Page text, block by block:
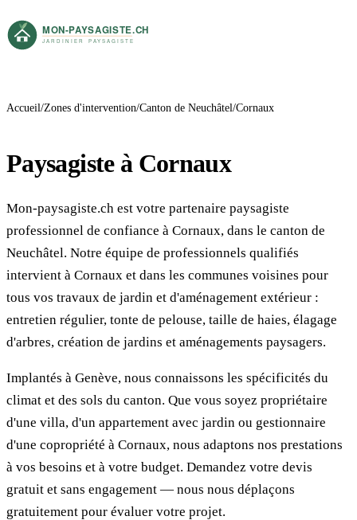
Accueil Zones d'intervention Canton de Neuchâtel Cornaux
Paysagiste à Cornaux
Mon-paysagiste.ch est votre partenaire paysagiste
professionnel de confiance à Cornaux, dans le canton de
Neuchâtel. Notre équipe de professionnels qualifiés
intervient à Cornaux et dans les communes voisines pour
tous vos travaux de jardin et d'aménagement extérieur :
entretien régulier, tonte de pelouse, taille de haies, élagage
d'arbres, création de jardins et aménagements paysagers.
Implantés à Genève, nous connaissons les spécificités du
climat et des sols du canton. Que vous soyez propriétaire
d'une villa, d'un appartement avec jardin ou gestionnaire
d'une copropriété à Cornaux, nous adaptons nos prestations
à vos besoins et à votre budget. Demandez votre devis
gratuit et sans engagement — nous nous déplaçons
gratuitement pour évaluer votre projet.